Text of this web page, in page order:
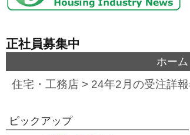
正社員募集中
ホーム
住宅・工務店 > 24年2月の受注詳
ピックアップ